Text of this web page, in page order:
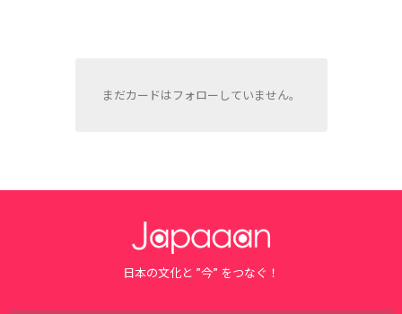
まだカードはフォローしていません。
日本の文化と ”今” をつなぐ！